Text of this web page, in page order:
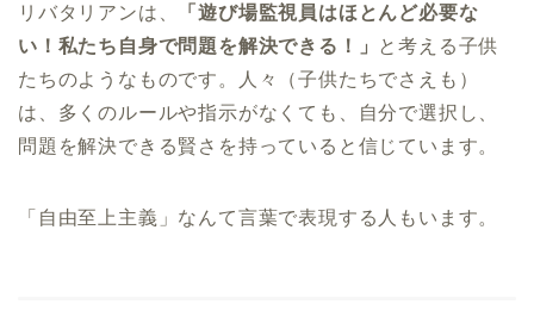
リバタリアンは、
「遊び場監視員はほとんど必要な
い！私たち自身で問題を解決できる！」 と考える子供
たちのようなものです。人々（子供たちでさえも）
は、多くのルールや指示がなくても、自分で選択し、
問題を解決できる賢さを持っていると信じています。
「自由至上主義」なんて言葉で表現する人もいます。